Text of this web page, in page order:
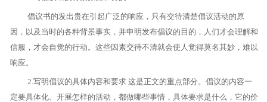
倡议书的发出贵在引起广泛的响应，只有交待清楚倡议活动的原
因，以及当时的各种背景事实，并申明发布倡议的目的，人们才会理解和
信服，才会自觉的行动。这些因素交待不清就会使人觉得莫名其妙，难以
响应。
2.写明倡议的具体内容和要求 这是正文的重点部分。倡议的内容一
定要具体化。开展怎样的活动，都做哪些事情，具体要求是什么，它的价